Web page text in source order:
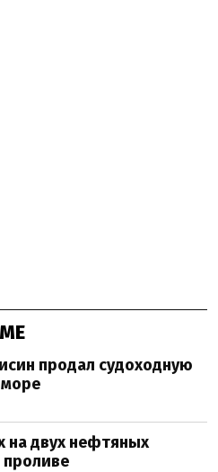
продал судоходную
на двух нефтяных
проливе